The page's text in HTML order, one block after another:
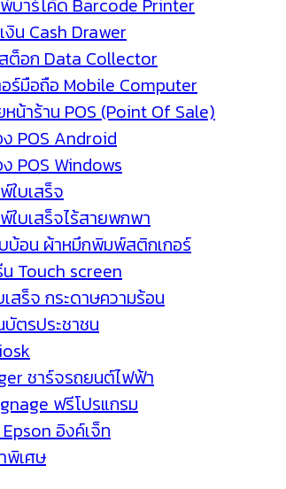
บาร์โค้ด Barcode Printer
งิน Cash Drawer
ต็อก Data Collector
ร์มือถือ Mobile Computer
หน้าร้าน POS (Point Of Sale)
ง POS Android
ง POS Windows
ใบเสร็จ
ใบเสร็จไร้สายพกพา
บ้อน ผ้าหมึกพิมพ์สติกเกอร์
Touch screen
เสร็จ กระดาษความร้อน
บัตรประชาชน
ชาร์จรถยนต์ไฟฟ้า
ฟรีโปรแกรม
อิงค์เจ็ท
พิเศษ